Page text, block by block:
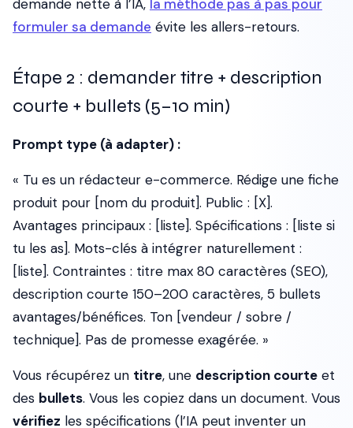
demande nette à l’IA, la méthode pas à pas pour
formuler sa demande évite les allers-retours.
Étape 2 : demander titre + description
courte + bullets (5–10 min)
Prompt type (à adapter) :
« Tu es un rédacteur e-commerce. Rédige une fiche
produit pour [nom du produit]. Public : [X].
Avantages principaux : [liste]. Spécifications : [liste si
tu les as]. Mots-clés à intégrer naturellement :
[liste]. Contraintes : titre max 80 caractères (SEO),
description courte 150–200 caractères, 5 bullets
avantages/bénéfices. Ton [vendeur / sobre /
technique]. Pas de promesse exagérée. »
Vous récupérez un titre, une description courte et
des bullets. Vous les copiez dans un document. Vous
vérifiez les spécifications (l’IA peut inventer un